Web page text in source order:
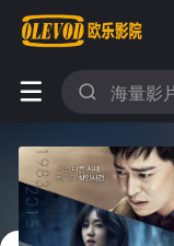
 
很差较差还行